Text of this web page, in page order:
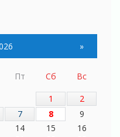
подведены!
»
Пт Сб
Вс
1
2
7 8
9
14 15
16